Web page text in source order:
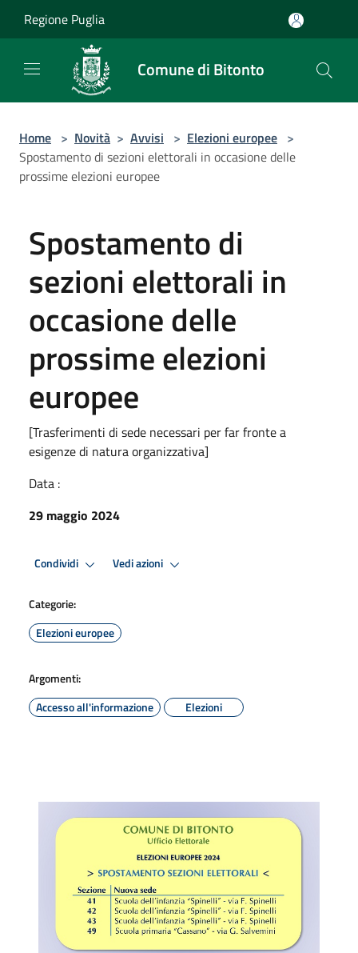
Regione Puglia
Comune di Bitonto
Home > Novità > Avvisi > Elezioni europee >
Spostamento di sezioni elettorali in occasione delle
prossime elezioni europee
Spostamento di
sezioni elettorali in
occasione delle
prossime elezioni
europee
[Trasferimenti di sede necessari per far fronte a
esigenze di natura organizzativa]
Data :
29 maggio 2024
Condividi Vedi azioni
Categorie:
Elezioni europee
Argomenti:
Accesso all'informazione
Elezioni